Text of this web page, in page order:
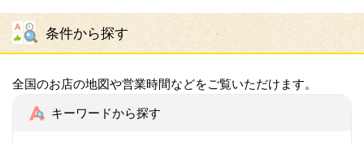
条件から探す
全国のお店の地図や営業時間などをご覧いただけます。
キーワードから探す